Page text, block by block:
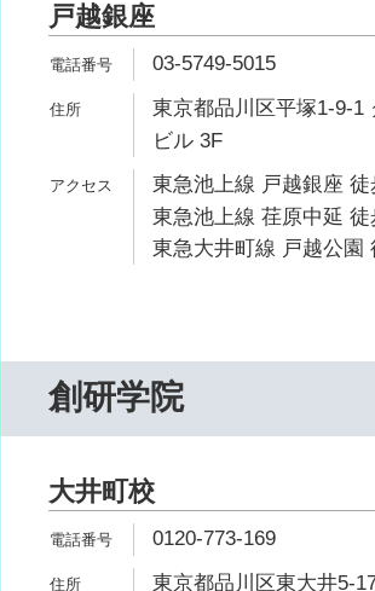
戸越銀座
03-5749-5015
東京都品川区平塚1-9-1
ビル 3F
東急池上線 戸越銀座 徒
東急池上線 荏原中延 徒
東急大井町線 戸越公園
創研学院
大井町校
0120-773-169
東京都品川区東大井5-